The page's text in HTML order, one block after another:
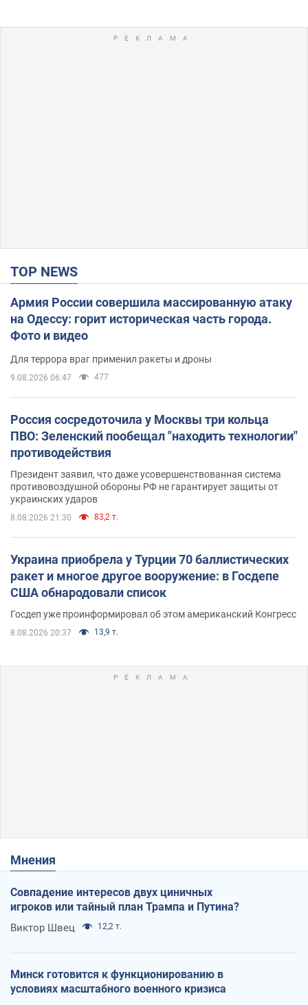
TOP NEWS
Армия России совершила массированную атаку
на Одессу: горит историческая часть города.
Фото и видео
Для террора враг применил ракеты и дроны
9.08.2026 06:47 477
Россия сосредоточила у Москвы три кольца
ПВО: Зеленский пообещал "находить технологии"
противодействия
Президент заявил, что даже усовершенствованная система
противовоздушной обороны РФ не гарантирует защиты от
украинских ударов
8.08.2026 21:30 83,2 т.
Украина приобрела у Турции 70 баллистических
ракет и многое другое вооружение: в Госдепе
США обнародовали список
Госдеп уже проинформировал об этом американский Конгресс
8.08.2026 20:37 13,9 т.
Мнения
Совпадение интересов двух циничных
игроков или тайный план Трампа и Путина?
Виктор Швец 12,2 т.
Минск готовится к функционированию в
условиях масштабного военного кризиса